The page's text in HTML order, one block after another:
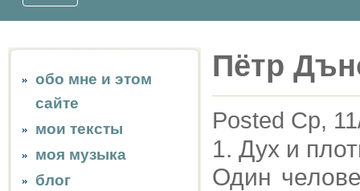
обо мне и этом
сайте
мои тексты
моя музыка
блог
Пётр
Posted Ср,
1. Дух и
Один